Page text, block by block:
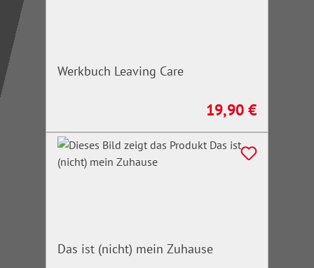
Werkbuch Leaving Care
Regulärer Preis:
19,90 €
Das ist (nicht) mein Zuhause